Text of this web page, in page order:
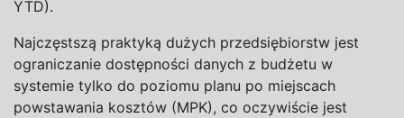
YTD).
Najczęstszą praktyką dużych przedsiębiorstw jest
ograniczanie dostępności danych z budżetu w
systemie tylko do poziomu planu po miejscach
powstawania kosztów (MPK), co oczywiście jest